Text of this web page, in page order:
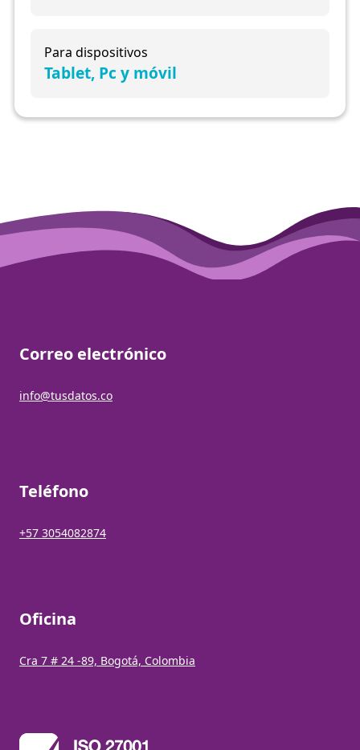
Para dispositivos
Tablet, Pc y móvil
Correo electrónico
info@tusdatos.co
Teléfono
+57 3054082874
Oficina
Cra 7 # 24 -89, Bogotá, Colombia